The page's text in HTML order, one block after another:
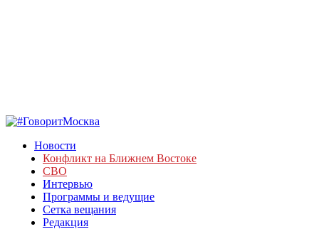
Новости
Конфликт на Ближнем Востоке
СВО
Интервью
Программы и ведущие
Сетка вещания
Редакция